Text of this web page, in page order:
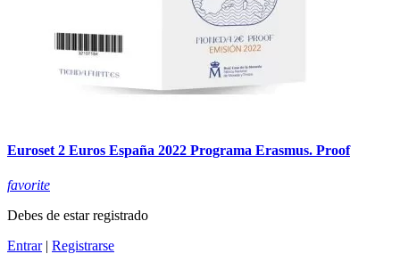
Euroset 2 Euros España 2022 Programa Erasmus. Proof
favorite
Debes de estar registrado
Entrar| Registrarse